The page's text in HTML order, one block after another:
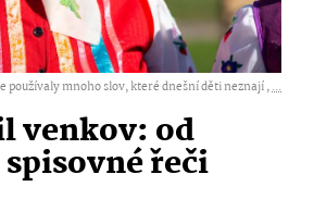
používaly mnoho slov, které dnešní děti neznají ,...
venkov: od
řeči